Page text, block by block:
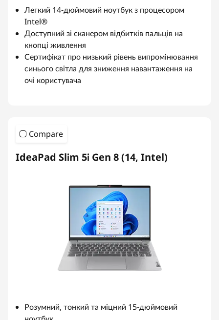
Легкий 14-дюймовий ноутбук з процесором
Intel®
Доступний зі сканером відбитків пальців на
кнопці живлення
Сертифікат про низький рівень випромінювання
синього світла для зниження навантаження на
очі користувача
Compare
IdeaPad Slim 5i Gen 8 (14, Intel)
Розумний, тонкий та міцний 15-дюймовий